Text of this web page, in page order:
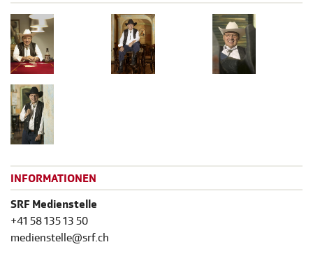
INFORMATIONEN
SRF Medienstelle
+41 58 135 13 50
medienstelle@srf.ch